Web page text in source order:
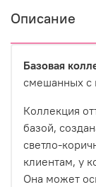
Описание
Базовая
смешанных с
Коллекция
базой,
светло-
клиентам, у
Она может